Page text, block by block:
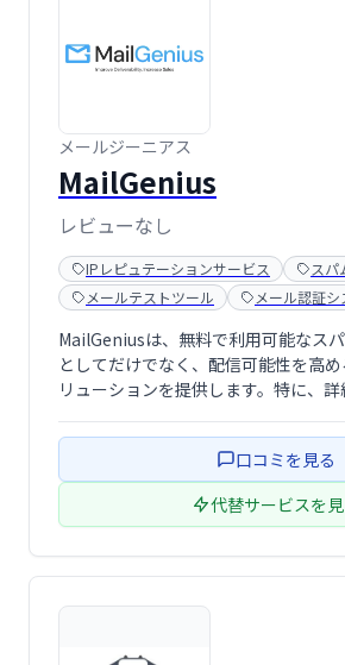
メールジーニアス
MailGenius
レビューなし
IPレピュテーションサービス
スパ
メールテストツール
メール認証シ
MailGeniusは、無料で利用可能なス
としてだけでなく、配信可能性を高
リューションを提供します。特に、
幅に向上させることが可能です。メ
営業活動を強化したい企業にとっ …
口コミを見る
代替サービスを